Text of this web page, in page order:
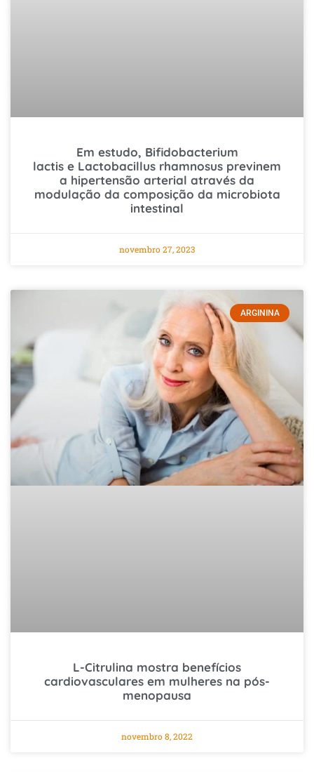
Em estudo, Bifidobacterium
lactis e Lactobacillus rhamnosus previnem
a hipertensão arterial através da
modulação da composição da microbiota
intestinal
novembro 27, 2023
ARGININA
L-Citrulina mostra benefícios
cardiovasculares em mulheres na pós-
menopausa
novembro 8, 2022